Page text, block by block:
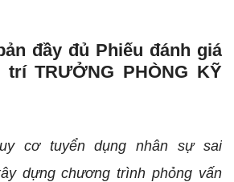
đầy đủ Phiếu đánh giá
tríTRƯỞNG PHÒNG KỸ
cơ tuyển dụng nhân sự sai
dựng chương trình phỏng vấn